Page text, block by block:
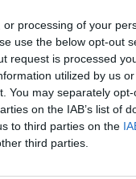
processing of your
use the below opt-out
request is processed
utilized by us
You may separately
on the IAB’s list of
to third parties on the
third parties.
mai
e
quasi 32
Roma e
cose
di